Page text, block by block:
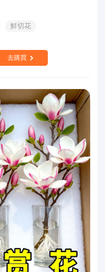
鮮切花
去購買